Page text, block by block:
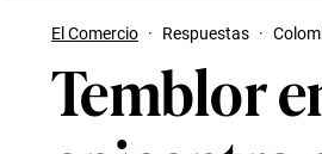
El Comercio · Respuestas ·
Temblor